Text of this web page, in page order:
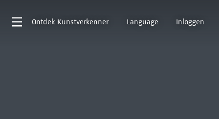
Ontdek Kunstverkenner Language Inloggen